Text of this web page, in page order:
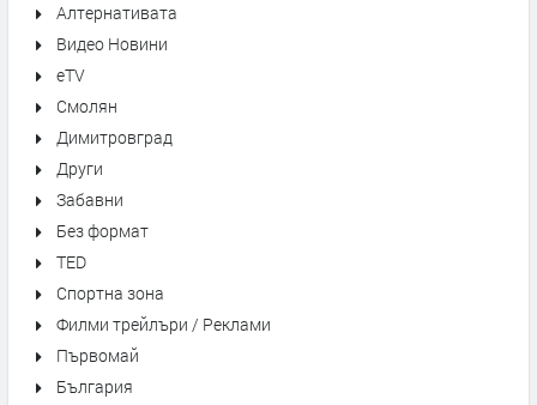
Алтернативата
Видео Новини
eTV
Смолян
Димитровград
Други
Забавни
Без формат
TED
Спортна зона
Филми трейлъри / Реклами
Първомай
България